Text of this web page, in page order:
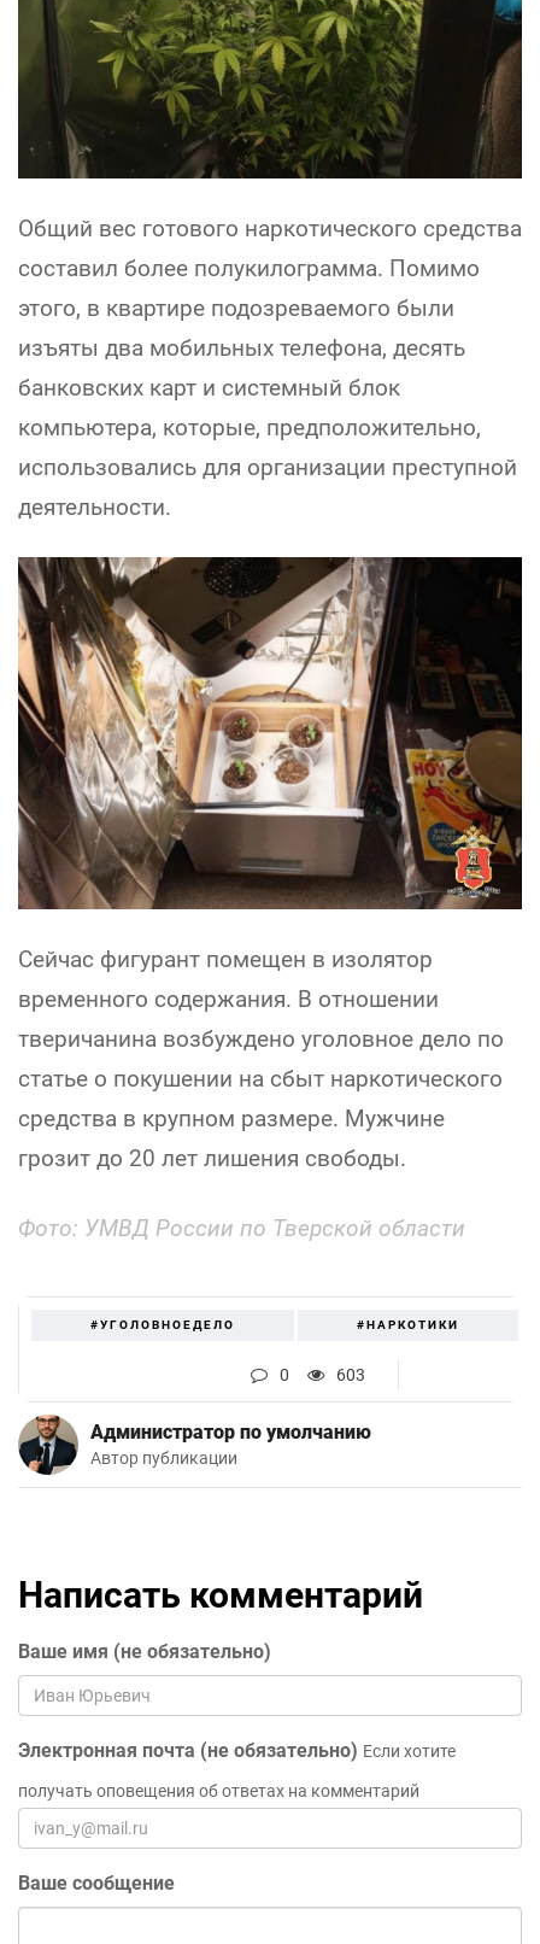
Общий вес готового наркотического средства
составил более полукилограмма. Помимо
этого, в квартире подозреваемого были
изъяты два мобильных телефона, десять
банковских карт и системный блок
компьютера, которые, предположительно,
использовались для организации преступной
деятельности.
Сейчас фигурант помещен в изолятор
временного содержания. В отношении
тверичанина возбуждено уголовное дело по
статье о покушении на сбыт наркотического
средства в крупном размере. Мужчине
грозит до 20 лет лишения свободы.
Фото: УМВД России по Тверской области
#УГОЛОВНОЕДЕЛО #НАРКОТИКИ
0 603
Администратор по умолчанию
Автор публикации
Написать комментарий
Ваше имя (не обязательно)
Электронная почта (не обязательно) Если хотите
получать оповещения об ответах на комментарий
Ваше сообщение